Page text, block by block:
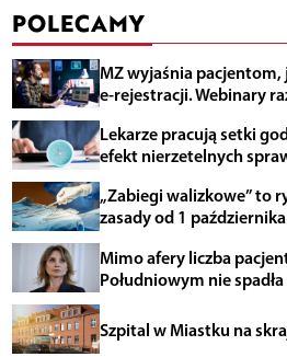
POLECAMY
MZ wyjaśnia
e-rejestracji. Webinary
Lekarze pracują setki
efekt nierzetelnych
„Zabiegi walizkowe” to
zasady od 1 października
Mimo afery liczba
Południowym nie spadła
Szpital w Miastku na